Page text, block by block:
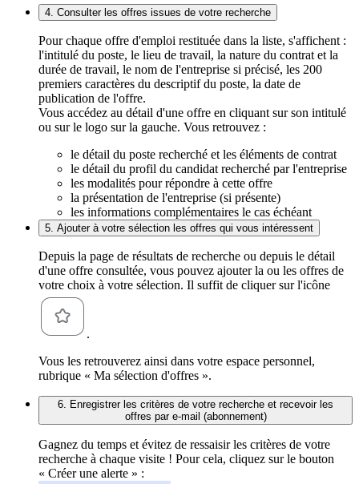
4. Consulter les offres issues de votre recherche
Pour chaque offre d'emploi restituée dans la liste, s'affichent :
l'intitulé du poste, le lieu de travail, la nature du contrat et la
durée de travail, le nom de l'entreprise si précisé, les 200
premiers caractères du descriptif du poste, la date de
publication de l'offre.
Vous accédez au détail d'une offre en cliquant sur son intitulé
ou sur le logo sur la gauche. Vous retrouvez :
le détail du poste recherché et les éléments de contrat
le détail du profil du candidat recherché par l'entreprise
les modalités pour répondre à cette offre
la présentation de l'entreprise (si présente)
les informations complémentaires le cas échéant
5. Ajouter à votre sélection les offres qui vous intéressent
Depuis la page de résultats de recherche ou depuis le détail
d'une offre consultée, vous pouvez ajouter la ou les offres de
votre choix à votre sélection. Il suffit de cliquer sur l'icône
.
Vous les retrouverez ainsi dans votre espace personnel,
rubrique « Ma sélection d'offres ».
6. Enregistrer les critères de votre recherche et recevoir les
offres par e-mail (abonnement)
Gagnez du temps et évitez de ressaisir les critères de votre
recherche à chaque visite ! Pour cela, cliquez sur le bouton
« Créer une alerte » :